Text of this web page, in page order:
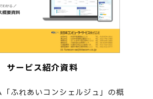
サービス紹介資料
「ふれあいコンシェルジュ」の概